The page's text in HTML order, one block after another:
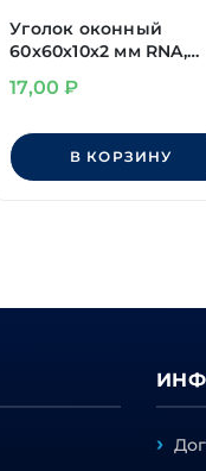
Уголок оконный
60х60х10х2 мм RNA,
17,00₽
В КОРЗИНУ